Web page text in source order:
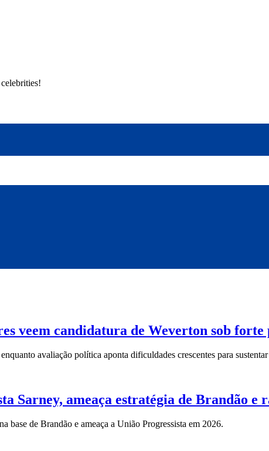
veem candidatura de Weverton sob forte
avaliação política aponta dificuldades crescentes para
Sarney, ameaça estratégia de Brandão e
base de Brandão e ameaça a União Progressista em 2026.